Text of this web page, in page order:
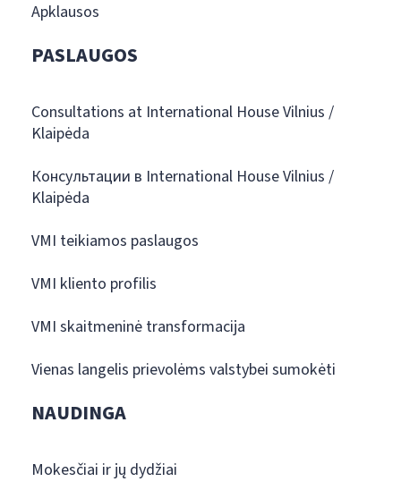
Apklausos
PASLAUGOS
Consultations at International House Vilnius /
Klaipėda
Консультации в International House Vilnius /
Klaipėda
VMI teikiamos paslaugos
VMI kliento profilis
VMI skaitmeninė transformacija
Vienas langelis prievolėms valstybei sumokėti
NAUDINGA
Mokesčiai ir jų dydžiai